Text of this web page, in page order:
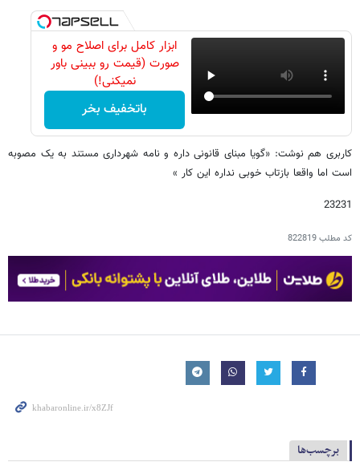
ابزار کامل برای اصلاح مو و
صورت (قیمت رو ببینی باور
نمیکنی!)
باتخفیف بخر
کاربری هم نوشت: «گویا مبنای قانونی داره و نامه شهرداری مستند به یک مصوبه
است اما واقعا بازتاب خوبی نداره این کار »
23231
کد مطلب822819
برچسب‌ها